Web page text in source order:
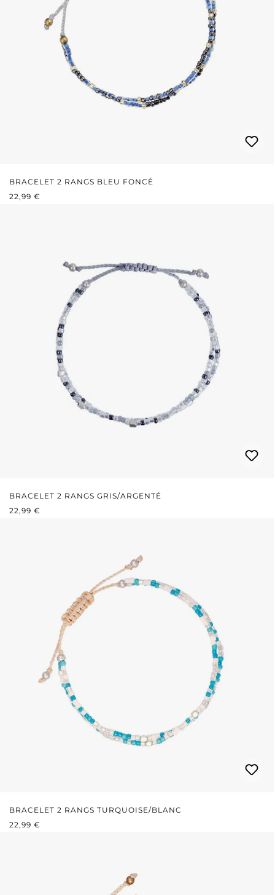
BRACELET 2 RANGS BLEU FONCÉ
PRIX RÉGULIER :
22,99 €
BRACELET 2 RANGS GRIS/ARGENTÉ
PRIX RÉGULIER :
22,99 €
BRACELET 2 RANGS TURQUOISE/BLANC
PRIX RÉGULIER :
22,99 €